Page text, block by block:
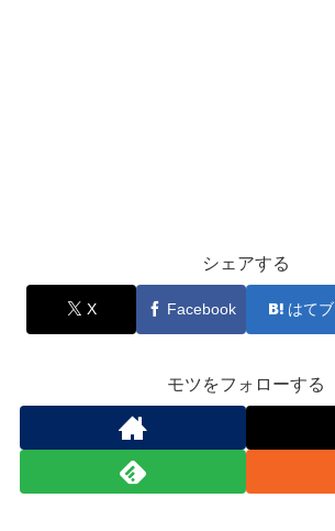
シェアする
X Facebook はてブ
モツをフォローする